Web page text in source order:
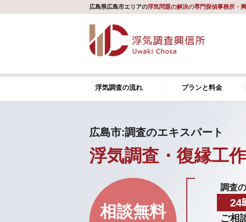
広島県広島市エリアの浮気問題の解決の専門探偵事務所・
浮気調査の流れ プランと料金
広島市:調査のエキスパート
浮気調査・復縁工
相談無料
調査
24
ご相